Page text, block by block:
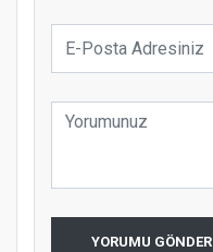
YORUMU GÖNDER